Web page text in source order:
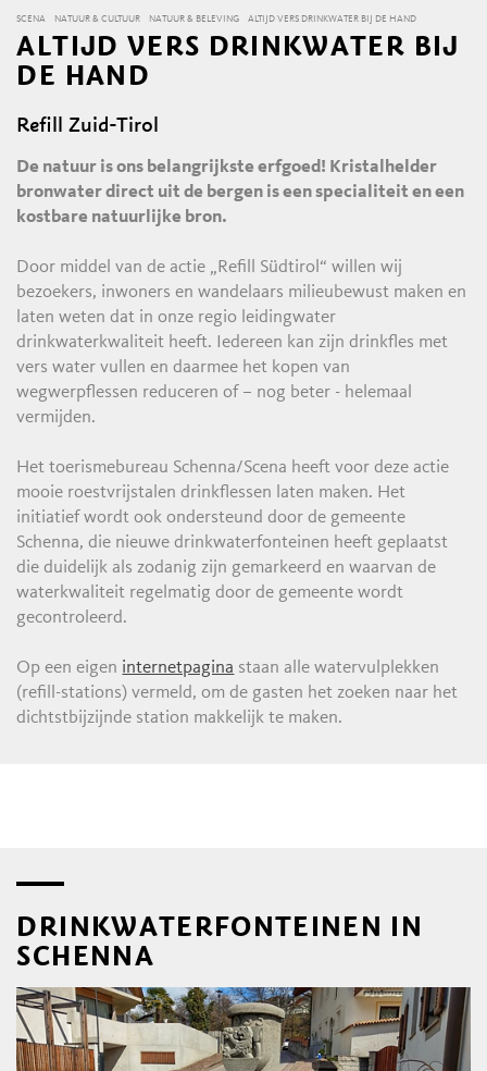
SCENA NATUUR & CULTUUR NATUUR & BELEVING ALTIJD VERS DRINKWATER BIJ DE HAND
ALTIJD VERS DRINKWATER BIJ
DE HAND
Refill Zuid-Tirol
De natuur is ons belangrijkste erfgoed! Kristalhelder
bronwater direct uit de bergen is een specialiteit en een
kostbare natuurlijke bron.
Door middel van de actie „Refill Südtirol“ willen wij
bezoekers, inwoners en wandelaars milieubewust maken en
laten weten dat in onze regio leidingwater
drinkwaterkwaliteit heeft. Iedereen kan zijn drinkfles met
vers water vullen en daarmee het kopen van
wegwerpflessen reduceren of – nog beter - helemaal
vermijden.
Het toerismebureau Schenna/Scena heeft voor deze actie
mooie roestvrijstalen drinkflessen laten maken. Het
initiatief wordt ook ondersteund door de gemeente
Schenna, die nieuwe drinkwaterfonteinen heeft geplaatst
die duidelijk als zodanig zijn gemarkeerd en waarvan de
waterkwaliteit regelmatig door de gemeente wordt
gecontroleerd.
Op een eigen internetpagina staan alle watervulplekken
(refill-stations) vermeld, om de gasten het zoeken naar het
dichtstbijzijnde station makkelijk te maken.
DRINKWATERFONTEINEN IN
SCHENNA